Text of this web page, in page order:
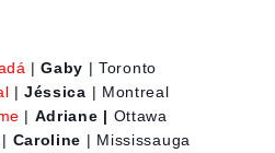
|Gaby | Toronto
| Jéssica | Montreal
| Adriane | Ottawa
| Caroline | Mississauga